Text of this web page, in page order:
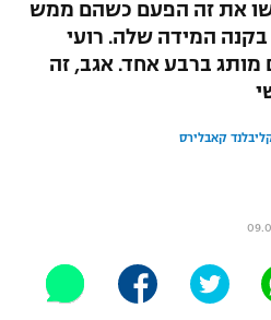
עשו את זה הפעם כשהם ממש
בקנה המידה שלה. רועי
מותג ברבע אחד. אגב, זה
קאבלירס